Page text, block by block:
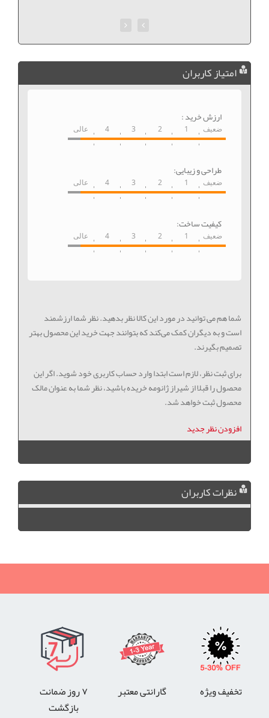
امتیاز کاربران
ارزش خرید :
ضعیف 1
2
3
4 عالی
طراحی و زیبایی:
ضعیف 1
2
3
4 عالی
کیفیت ساخت:
ضعیف 1
2
3
4 عالی
شما هم می توانید در مورد این کالا نظر بدهید. نظر شما ارزشمند
است و به دیگران کمک می‌کند که بتوانند جهت خرید این محصول بهتر
تصمیم بگیرند.
برای ثبت نظر، لازم است ابتدا وارد حساب کاربری خود شوید. اگر این
محصول را قبلا از شیراز ژانومه خریده باشید، نظر شما به عنوان مالک
محصول ثبت خواهد شد.
افزودن نظر جدید
نظرات کاربران
تخفیف ویژه گارانتی معتبر
۷ روز ضمانت
بازگشت